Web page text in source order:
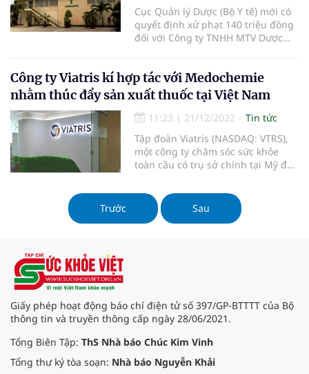
Cục Quản lý Dược (Bộ Y tế) mới có
quyết định xử phạt 140 triệu đồng
đối với Công ty TNHH MTV Dược
Công ty Viatris kí hợp tác với Medochemie
nhằm thúc đẩy sản xuất thuốc tại Việt Nam
11:23 | 21/12/2022
Tin tức
Tập đoàn Viatris (NASDAQ: VTRS),
một công ty chăm sóc sức khỏe
toàn cầu có trụ sở chính tại Mỹ đã
tác với công ty dược phẩm
Medochemie, có trụ sở tại Cộng
hòa Síp, để sản xuất các sản phẩm
Trước Sau
Giấy phép hoạt động báo chí điện tử số 397/GP-BTTTT của Bộ
thông tin và truyền thông cấp ngày 28/06/2021.
Tổng Biên Tập: ThS Nhà báo Chúc Kim Vinh
Tổng thư ký tòa soạn: Nhà báo Nguyễn Khải